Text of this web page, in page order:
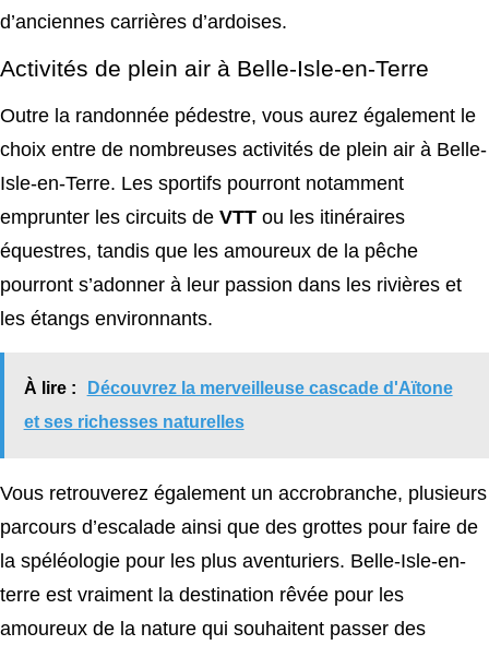
d’anciennes carrières d’ardoises.
Activités de plein air à Belle-Isle-en-Terre
Outre la randonnée pédestre, vous aurez également le
choix entre de nombreuses activités de plein air à Belle-
Isle-en-Terre. Les sportifs pourront notamment
emprunter les circuits de VTT ou les itinéraires
équestres, tandis que les amoureux de la pêche
pourront s’adonner à leur passion dans les rivières et
les étangs environnants.
À lire :
Découvrez la merveilleuse cascade d'Aïtone
et ses richesses naturelles
Vous retrouverez également un accrobranche, plusieurs
parcours d’escalade ainsi que des grottes pour faire de
la spéléologie pour les plus aventuriers. Belle-Isle-en-
terre est vraiment la destination rêvée pour les
amoureux de la nature qui souhaitent passer des